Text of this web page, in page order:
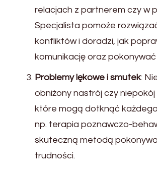
relacjach z partnerem czy w
Specjalista pomoże
konfliktów i doradzi, jak
komunikację oraz
Problemy lękowe i smutek:
obniżony nastrój czy
które mogą dotknąć
np. terapia poznawczo-
skuteczną metodą
trudności.